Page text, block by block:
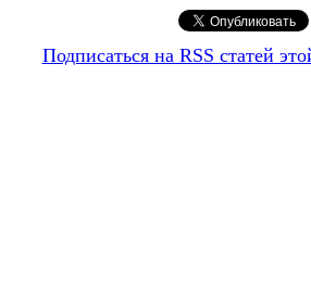
Подписаться на RSS статей